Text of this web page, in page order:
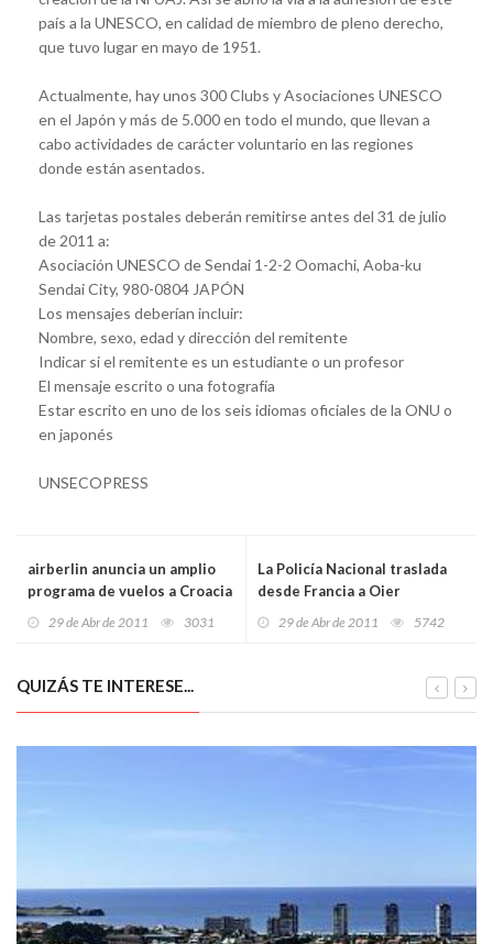
país a la UNESCO, en calidad de miembro de pleno derecho,
que tuvo lugar en mayo de 1951.
Actualmente, hay unos 300 Clubs y Asociaciones UNESCO
en el Japón y más de 5.000 en todo el mundo, que llevan a
cabo actividades de carácter voluntario en las regiones
donde están asentados.
Las tarjetas postales deberán remitirse antes del 31 de julio
de 2011 a:
Asociación UNESCO de Sendai 1-2-2 Oomachi, Aoba-ku
Sendai City, 980-0804 JAPÓN
Los mensajes deberían incluir:
Nombre, sexo, edad y dirección del remitente
Indicar si el remitente es un estudiante o un profesor
El mensaje escrito o una fotografía
Estar escrito en uno de los seis idiomas oficiales de la ONU o
en japonés
UNSECOPRESS
airberlin anuncia un amplio
programa de vuelos a Croacia
29 de Abr de 2011 3031
La Policía Nacional traslada
desde Francia a Oier
29 de Abr de 2011 5742
QUIZÁS TE INTERESE...